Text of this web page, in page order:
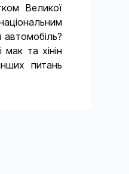
Великої
та хінін
питань